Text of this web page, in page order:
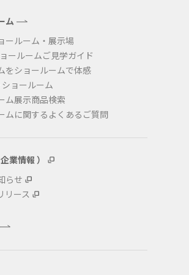
ム
ールーム・展示場
ールームご見学ガイド
をショールームで体感
ョールーム
ム展示商品検索
ムに関するよくあるご質問
業情報 ）
らせ
リース